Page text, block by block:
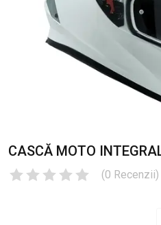
CASCĂ MOTO
(0 Recenzii)